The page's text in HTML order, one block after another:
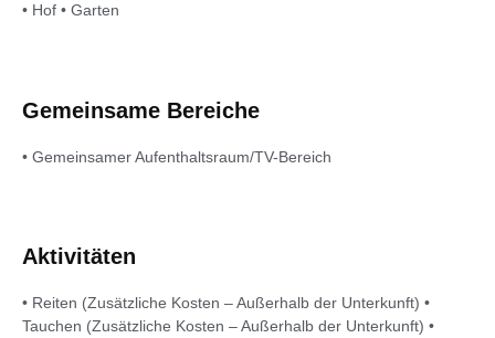
• Hof • Garten
Gemeinsame Bereiche
• Gemeinsamer Aufenthaltsraum/TV-Bereich
Aktivitäten
• Reiten (Zusätzliche Kosten – Außerhalb der Unterkunft) •
Tauchen (Zusätzliche Kosten – Außerhalb der Unterkunft) •